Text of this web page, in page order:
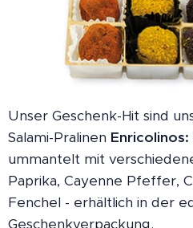
Unser Geschenk-Hit sind
Salami-Pralinen Enricolinos:
ummantelt mit
Paprika, Cayenne Pfeffer,
Fenchel - erhältlich in der
Geschenkverpackung.